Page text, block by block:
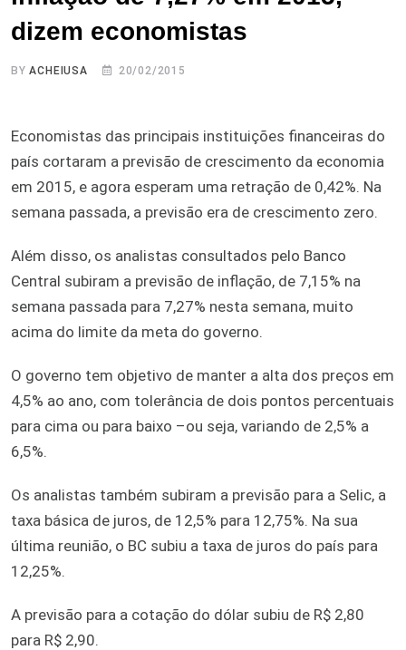
dizem economistas
BYACHEIUSA 20/02/2015
Economistas das principais instituições financeiras do
país cortaram a previsão de crescimento da economia
em 2015, e agora esperam uma retração de 0,42%. Na
semana passada, a previsão era de crescimento zero.
Além disso, os analistas consultados pelo Banco
Central subiram a previsão de inflação, de 7,15% na
semana passada para 7,27% nesta semana, muito
acima do limite da meta do governo.
O governo tem objetivo de manter a alta dos preços em
4,5% ao ano, com tolerância de dois pontos percentuais
para cima ou para baixo –ou seja, variando de 2,5% a
6,5%.
Os analistas também subiram a previsão para a Selic, a
taxa básica de juros, de 12,5% para 12,75%. Na sua
última reunião, o BC subiu a taxa de juros do país para
12,25%.
A previsão para a cotação do dólar subiu de R$ 2,80
para R$ 2,90.